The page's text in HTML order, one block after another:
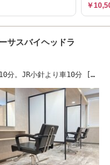
￥
サスバイヘッドラ
分。JR小針より車10分 [新